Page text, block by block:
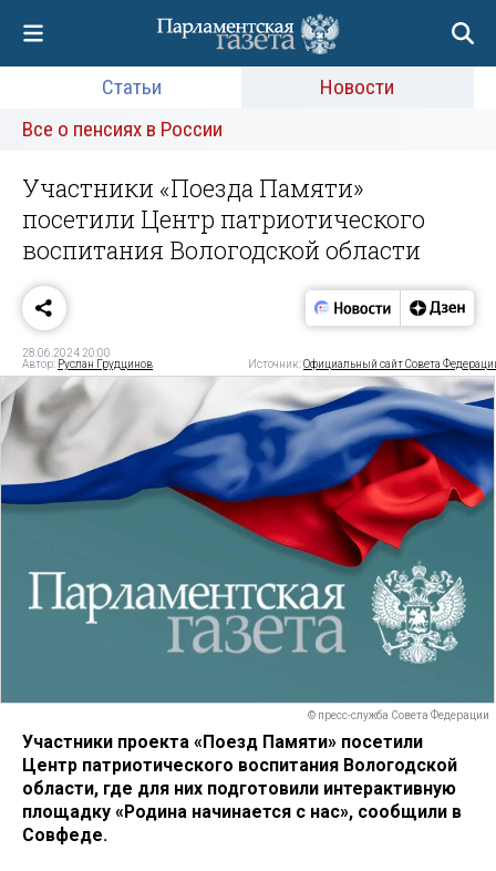
Статьи
Новости
Все о пенсиях в России
Участники «Поезда Памяти»
посетили Центр патриотического
воспитания Вологодской области
28.06.2024 20:00
Автор: Руслан Грудцинов Источник:Официальный сайт Совета
© пресс-служба Совета Федерации
Участники проекта «Поезд Памяти» посетили
Центр патриотического воспитания Вологодской
области, где для них подготовили интерактивную
площадку «Родина начинается с нас», сообщили в
Совфеде.